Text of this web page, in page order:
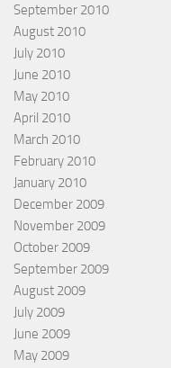
September 2010
August 2010
July 2010
June 2010
May 2010
April 2010
March 2010
February 2010
January 2010
December 2009
November 2009
October 2009
September 2009
August 2009
July 2009
June 2009
May 2009